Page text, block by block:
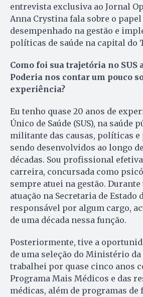
entrevista exclusiva ao Jornal
Anna Crystina fala sobre o papel
desempenhado na gestão e
políticas de saúde na capital do
Como foi sua trajetória no SUS
Poderia nos contar um pouco
experiência?
Eu tenho quase 20 anos de
Único de Saúde (SUS), na saúde
militante das causas, políticas e
sendo desenvolvidos ao longo
décadas. Sou profissional
carreira, concursada como
sempre atuei na gestão.
atuação na Secretaria de Estado
responsável por algum cargo,
de uma década nessa função.
Posteriormente, tive a
de uma seleção do Ministério da
trabalhei por quase cinco anos
Programa Mais Médicos e das
médicas, além de programas